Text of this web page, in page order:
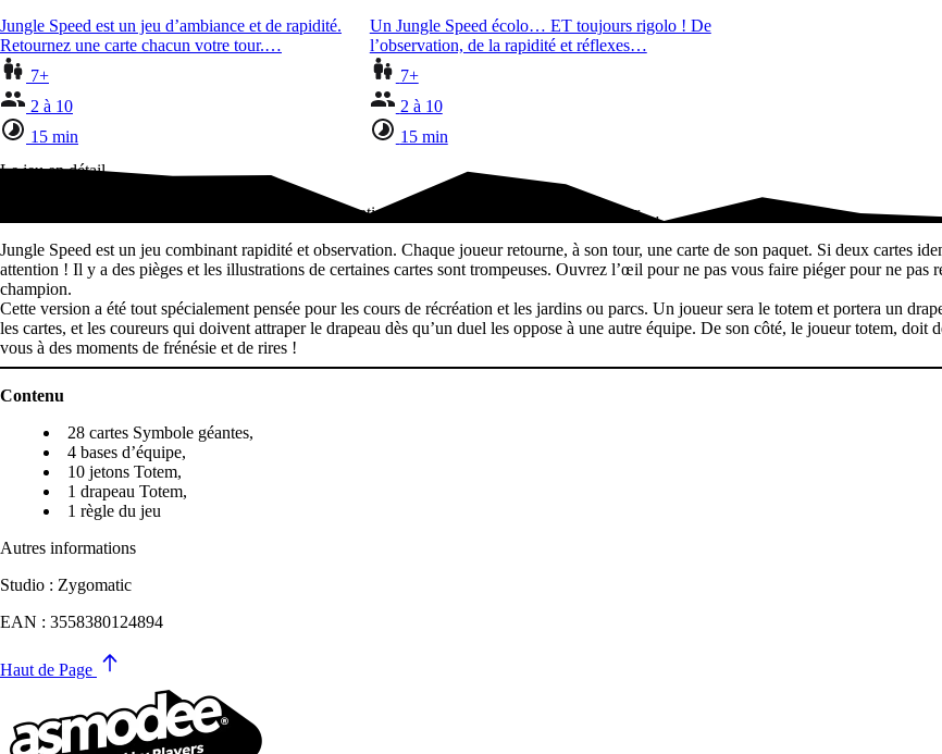
Jungle Speed est un jeu d’ambiance et de rapidité.
Retournez une carte chacun votre tour.…
7+
2 à 10
15 min
Un Jungle Speed écolo… ET toujours rigolo ! De
l’observation, de la rapidité et réflexes…
7+
2 à 10
15 min
Le jeu en détail
Jungle Speed est un jeu combinant rapidité et observation. Chaque joueur retourne, à son tour,…
Jungle Speed est un jeu combinant rapidité et observation. Chaque joueur retourne, à son tour, une carte de son paquet. Si deux cartes
attention ! Il y a des pièges et les illustrations de certaines cartes sont trompeuses. Ouvrez l’œil pour ne pas vous faire piéger pour ne
champion.
Cette version a été tout spécialement pensée pour les cours de récréation et les jardins ou parcs. Un joueur sera le totem et portera un
les cartes, et les coureurs qui doivent attraper le drapeau dès qu’un duel les oppose à une autre équipe. De son côté, le joueur totem, doit
vous à des moments de frénésie et de rires !
Contenu
28 cartes Symbole géantes,
4 bases d’équipe,
10 jetons Totem,
1 drapeau Totem,
1 règle du jeu
Autres informations
Studio : Zygomatic
EAN : 3558380124894
Haut de Page